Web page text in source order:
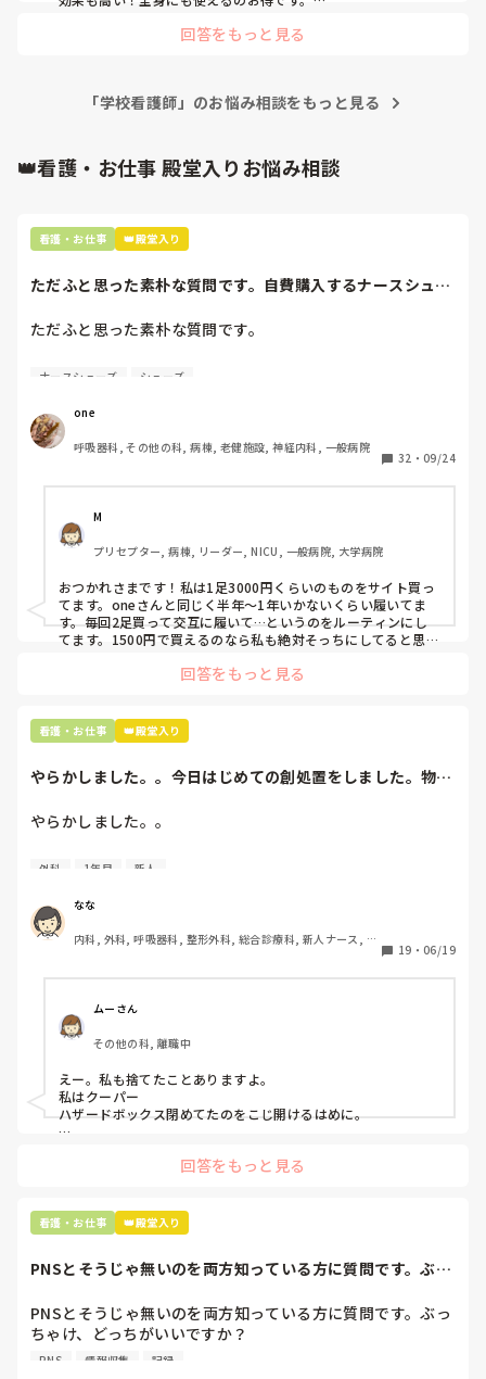
回答をもっと見る
「学校看護師」のお悩み相談をもっと見る
👑看護・お仕事 殿堂入りお悩み相談
看護・お仕事 👑殿堂入り
ただふと思った素朴な質問です。自費購入するナースシュー
ただふと思った素朴な質問です。
自費購入するナースシューズ(職場で使用してる靴)っていく
わたしの職場の指定は「白のスニーカー」。
すぐに汚くなるので1,500円は絶対に超えたくない思いがあ
半年〜1年未満で交換しています。
職場の人が「ナースシューズに3000円以上は出せない」っ
て言ってて、わたしの倍額は出せるのか！とびっくりしたの
で、世の皆さんはどうなのかなと…🤔
ナースシューズ シューズ
one
呼吸器科, その他の科, 病棟, 老健施設, 神経内科, 一般病院
32 ・ 09/24
M
プリセプター, 病棟, リーダー, NICU, 一般病院, 大学病院
おつかれさまです！私は1足3000円くらいのものをサイト買っ
てます。oneさんと同じく半年〜1年いかないくらい履いてま
す。毎回2足買って交互に履いて…というのをルーティンにし
てます。1500円で買えるのなら私も絶対そっちにしてると思う
回答をもっと見る
看護・お仕事 👑殿堂入り
やらかしました。。今日はじめての創処置をしました。物品
やらかしました。。
今日はじめての創処置をしました。
ゴミと一緒に、ノリで鑷子達を捨てました。。
患者に使用した物品は使い捨て、という認識が頭の中にあっ
て…。
プリセプターに
「普通鑷子捨てる！？明らかに使い捨てて良いような安物じ
ゃないよね？」
「そんなミスした新人、あなたが初めてだよ」
と言われました。。
たしかに、よくよく考えてみれば
手術室で使った物品も全部滅菌して使いまわすし、
なんで頭回らなかったんだろう😭
市長さんは、
患者さんに迷惑かけたわけじゃないから大丈夫、
自分が情けなくて情けなくて😭
こんなバカな私をせめて笑い飛ばしてください笑
外科 1年目 新人
なな
内科, 外科, 呼吸器科, 整形外科, 総合診療科, 新人ナース, 脳
19 ・ 06/19
ムーさん
その他の科, 離職中
えー。私も捨てたことありますよ。
私はクーパー
ハザードボックス閉めてたのをこじ開けるはめに。
に出しちゃったり。(これは問題か💦)
回答をもっと見る
看護・お仕事 👑殿堂入り
PNSとそうじゃ無いのを両方知っている方に質問です。ぶっ
PNSとそうじゃ無いのを両方知っている方に質問です。ぶっ
ちゃけ、どっちがいいですか？
PNS 情報収集 記録